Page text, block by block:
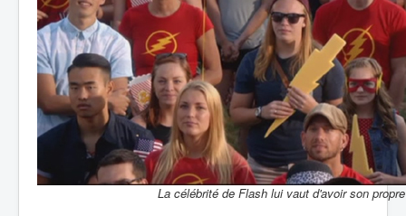
La célébrité de Flash lui vaut d'avoir son